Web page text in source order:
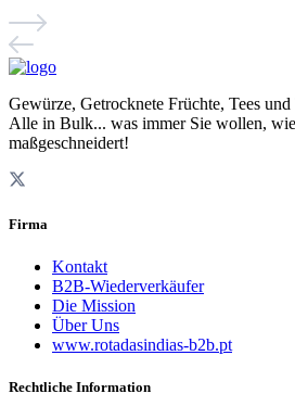
Gewürze, Getrocknete Früchte, Tees und
Alle in Bulk... was immer Sie wollen,
maßgeschneidert!
Firma
Kontakt
B2B-Wiederverkäufer
Die Mission
Über Uns
www.rotadasindias-b2b.pt
Rechtliche Information